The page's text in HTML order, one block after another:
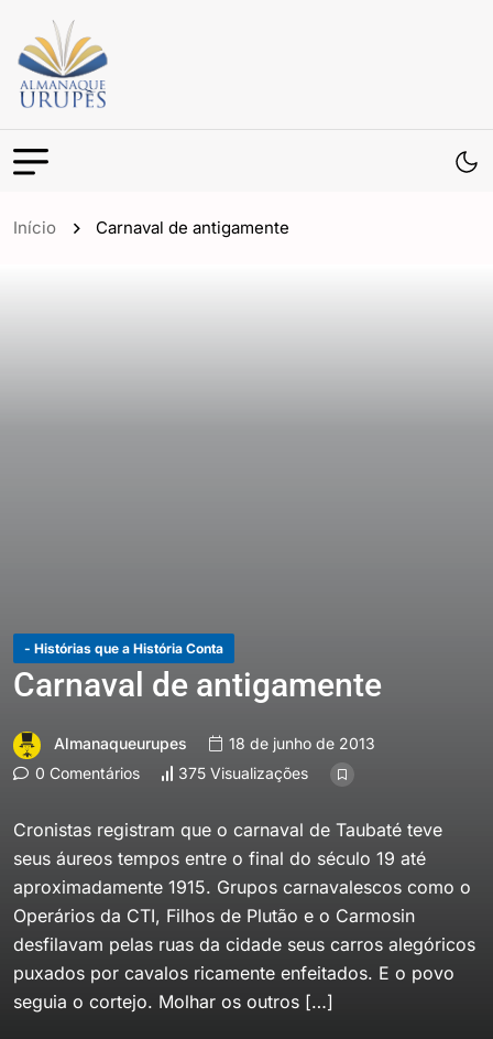
Início Carnaval de antigamente
- Histórias que a História Conta
Carnaval de antigamente
Almanaqueurupes
18 de junho de 2013
0 Comentários
375 Visualizações
Cronistas registram que o carnaval de Taubaté teve
seus áureos tempos entre o final do século 19 até
aproximadamente 1915. Grupos carnavalescos como o
Operários da CTI, Filhos de Plutão e o Carmosin
desfilavam pelas ruas da cidade seus carros alegóricos
puxados por cavalos ricamente enfeitados. E o povo
seguia o cortejo. Molhar os outros […]